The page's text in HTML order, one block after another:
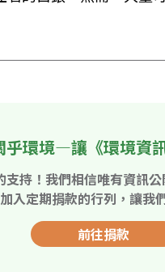
乎環境—讓《環境資
支持！我們相信唯有資訊
入定期捐款的行列，讓我
前往捐款